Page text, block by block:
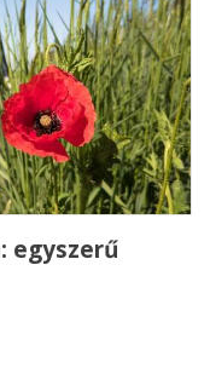
egyszerű